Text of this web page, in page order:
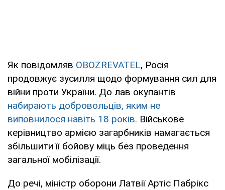
Як повідомляв OBOZREVATEL, Росія
продовжує зусилля щодо формування сил для
війни проти України. До лав окупантів
набирають добровольців, яким не
виповнилося навіть 18 років. Військове
керівництво армією загарбників намагається
збільшити її бойову міць без проведення
загальної мобілізації.
До речі, міністр оборони Латвії Артіс Пабрікс